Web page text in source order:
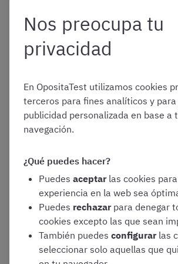
consiste en la resolución de
prácticos vinculados a las
competencias profesionales
responder a50 preguntas
con 5 preguntas de reserva
Segundo ejercicio
de reserva sobre la parte común
programa. Este ejercicio es
resolverlo tenéis 15 minutos
Tercer ejercicio
. Para finalizar la
oposición de este proceso
acreditar vuestro conocimiento
lengua gallega . En un cuarto de
Nos preocupa tu
privacidad
En OpositaTest utilizamos cookies
terceros para fines analíticos y
publicidad personalizada en base a
navegación.
¿Qué puedes hacer?
Puedes aceptar las cookies
experiencia en la web sea
Puedes rechazar para denegar
cookies excepto las que sean
También puedes configurar las
seleccionar solo aquellas que